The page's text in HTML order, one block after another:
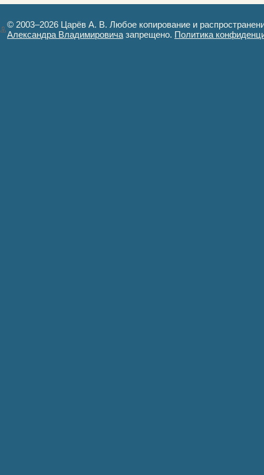
© 2003–2026 Царёв А. В. Любое копирование и
Александра Владимировича запрещено. Политика
Авторизация